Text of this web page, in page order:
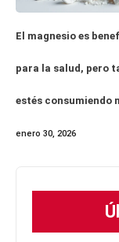
El magnesio es
para la salud, pero
estés consumiendo
enero 30, 2026